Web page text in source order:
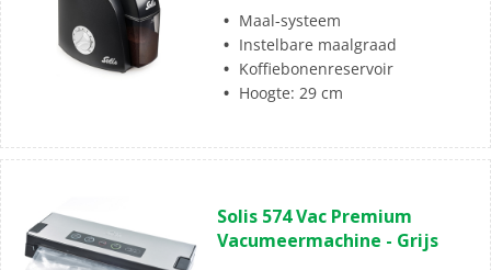
Maal-systeem
Instelbare maalgraad
Koffiebonenreservoir
Hoogte: 29 cm
Solis 574 Vac Premium
Vacumeermachine - Grijs